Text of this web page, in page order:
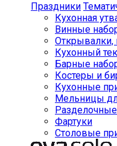
Праздники
Кухонная
Винные
Кухонный
Барные
Костеры и
Кухонные
Мельницы
Фартуки
Столовые